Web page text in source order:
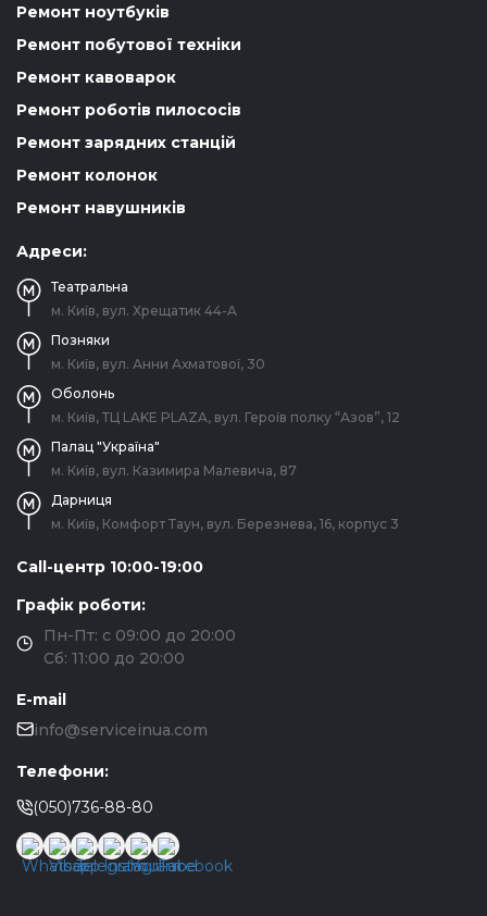
Ремонт ноутбуків
Ремонт побутової техніки
Ремонт кавоварок
Ремонт роботів пилососів
Ремонт зарядних станцій
Ремонт колонок
Ремонт навушників
Адреси:
Театральна
м. Київ, вул. Хрещатик 44-A
Позняки
м. Київ, вул. Анни Ахматової, 30
Оболонь
м. Київ, ТЦ LAKE PLAZA, вул. Героїв полку “Азов”, 12
Палац "Україна"
м. Київ, вул. Казимира Малевича, 87
Дарниця
м. Київ, Комфорт Таун, вул. Березнева, 16, корпус 3
Call-центр 10:00-19:00
Графік роботи:
Пн-Пт: с 09:00 до 20:00
Сб: 11:00 до 20:00
E-mail
info@serviceinua.com
Телефони:
(050)736-88-80